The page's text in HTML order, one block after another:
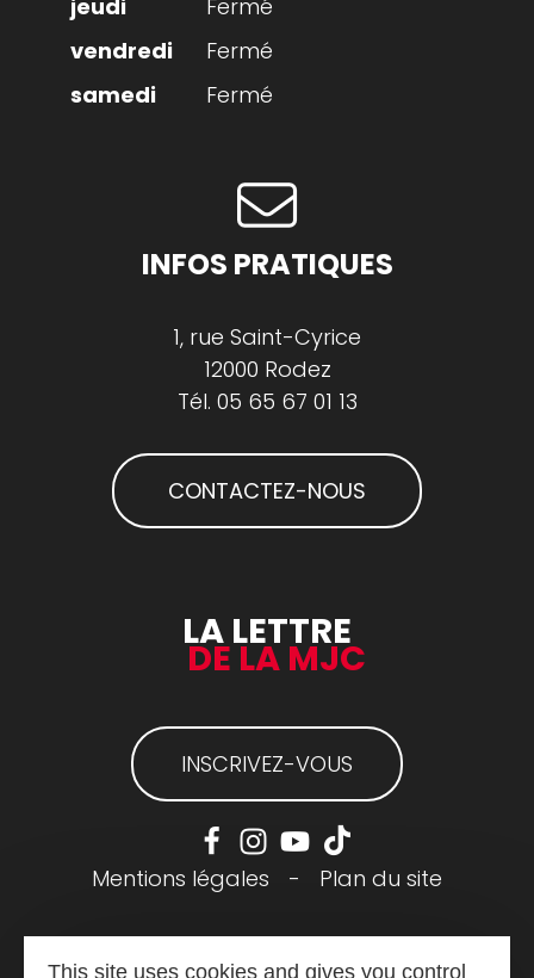
Fermé
Fermé
Fermé
INFOS PRATIQUES
1, rue Saint-Cyrice
12000 Rodez
Tél. 05 65 67 01 13
CONTACTEZ-NOUS
LA LETTRE
DE LA MJC
INSCRIVEZ-VOUS
Mentions légales - Plan du site
This site uses cookies and gives you control